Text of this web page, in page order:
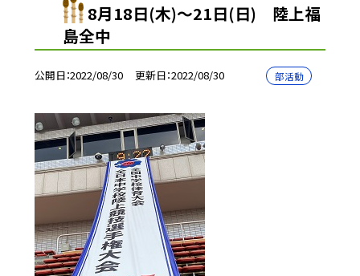
8月18日(木)〜21日(日) 陸上福
島全中
公開日 2022/08/30 更新日 2022/08/30 部活動